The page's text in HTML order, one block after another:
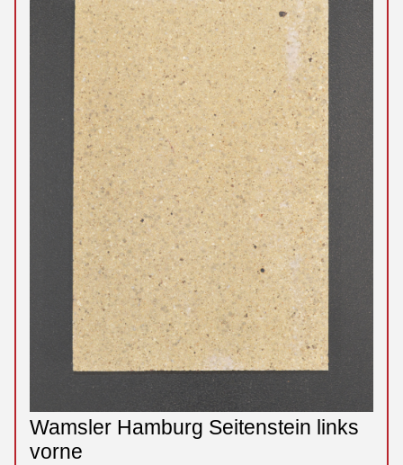
Wamsler Hamburg Seitenstein links
vorne